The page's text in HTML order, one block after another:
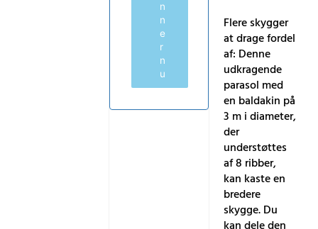
n
n
e
r
n
u
Flere skygger
at drage fordel
af: Denne
udkragende
parasol med
en baldakin på
3 m i diameter,
der
understøttes
af 8 ribber,
kan kaste en
bredere
skygge. Du